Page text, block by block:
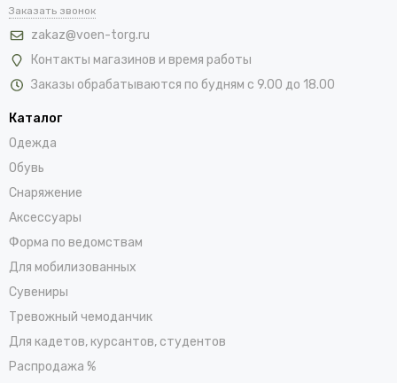
Заказать звонок
zakaz@voen-torg.ru
Контакты магазинов и время работы
Заказы обрабатываются по будням с 9.00 до 18.00
Каталог
Одежда
Обувь
Снаряжение
Аксессуары
Форма по ведомствам
Для мобилизованных
Сувениры
Тревожный чемоданчик
Для кадетов, курсантов, студентов
Распродажа %